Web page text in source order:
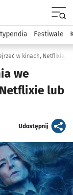
Kultura
Festiwale
w kinach, Netflixie,
we
lub
Udostępnijartykuł